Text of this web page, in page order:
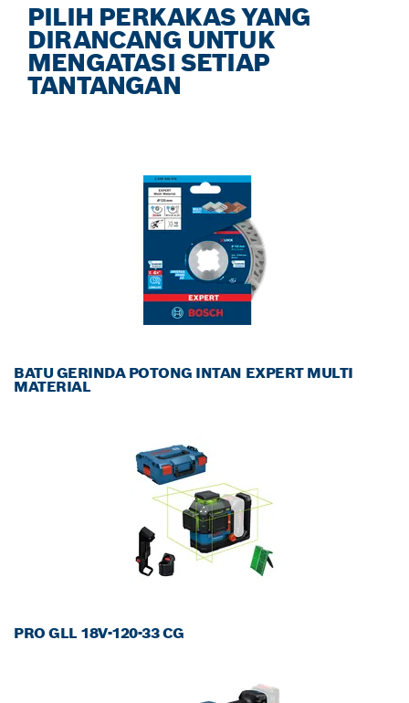
PILIH PERKAKAS YANG
DIRANCANG UNTUK
MENGATASI SETIAP
TANTANGAN
BATU GERINDA POTONG INTAN EXPERT MULTI
MATERIAL
PRO GLL 18V-120-33 CG